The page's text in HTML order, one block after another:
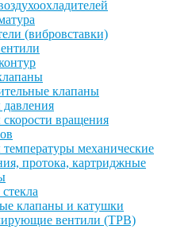
(вибровставки)
клапаны
давления
скорости вращения
температуры механические
протока, картриджные
клапаны и катушки
вентили (ТРВ)